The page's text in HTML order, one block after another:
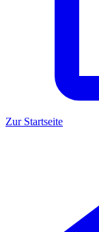
Zur Startseite